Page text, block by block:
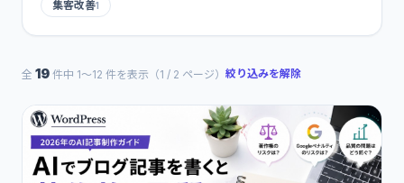
集客改善1
全 19 件中 1〜12 件を表示（1 / 2 ページ） 絞り込みを解除